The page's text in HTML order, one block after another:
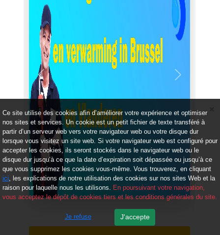
Précédent Suivant
Ce site utilise des cookies afin d’améliorer votre expérience et optimiser
nos sites et services. Un cookie est un petit fichier de texte transféré à
partir d’un serveur web vers votre navigateur web ou votre disque dur
lorsque vous visitez un site web. Si votre navigateur web est configuré pour
accepter les cookies, ils seront stockés dans le navigateur web ou le
disque dur jusqu’à ce que la date d’expiration soit dépassée ou jusqu’à ce
que vous supprimez les cookies vous-même. Vous trouverez, en cliquant
ici, les explications de notre utilisation des cookies sur nos sites Web et la
raison pour laquelle nous les utilisons. En poursuivant votre navigation,
vous acceptez le dépôt de cookies tiers et les conditions générales du site.
Je refuse J'accepte